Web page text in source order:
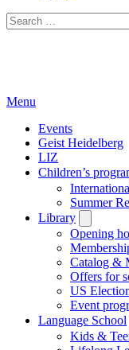
Search
for:
Menu
Events
Geist Heidelberg
LIZ
Children’s
Summer
Library
submenu
Opening
Catalog &
Offers for
US
Event
Language School
Kids &